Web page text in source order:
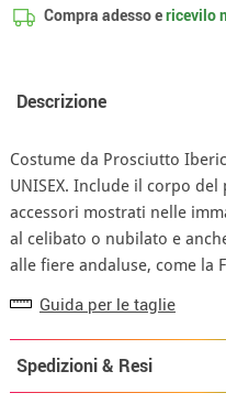
Compra adesso ericevilo
Descrizione
Costume da Prosciutto
UNISEX. Include il corpo
accessori mostrati nelle
al celibato o nubilato e
alle fiere andaluse, come la
Guida per le taglie
Spedizioni & Resi